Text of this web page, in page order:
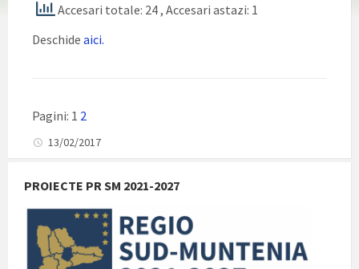
Accesari totale: 24, Accesari astazi: 1
Deschide aici.
Pagini: 1 2
13/02/2017
PROIECTE PR SM 2021-2027